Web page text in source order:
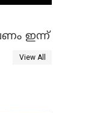
ഇന്ന്
View All